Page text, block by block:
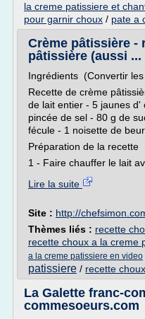
la creme patissiere et
pour garnir choux / pate a
Crème pâtissière -
pâtissière (aussi ...
Ingrédients (Convertir
Recette de crème
de lait entier - 5 jaunes d'
pincée de sel - 80 g de
fécule - 1 noisette de
Préparation de la recette
1 - Faire chauffer le lait
Lire la suite
Site : http://
Thèmes liés : recette
recette choux a la creme
a la creme patissiere en video
patissiere / recette
La Galette franc-
commesoeurs.com